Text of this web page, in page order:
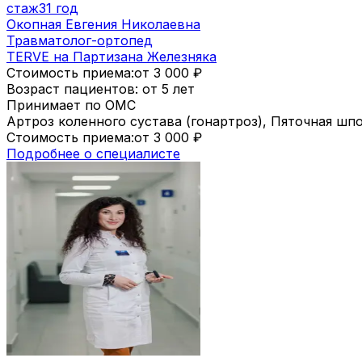
стаж31 год
Окопная Евгения Николаевна
Травматолог-ортопед
TERVE на Партизана Железняка
Стоимость приема:от 3 000 ₽
Возраст пациентов: от 5 лет
Принимает по ОМС
Артроз коленного сустава (гонартроз), Пяточная
Стоимость приема:от 3 000 ₽
Подробнее о специалисте